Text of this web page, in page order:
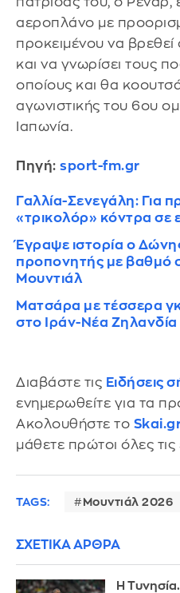
αεροπλάνο με
προκειμένου να
και να γνωρίσει τους
οποίους και θα
αγωνιστικής του 6ου
Ιαπωνία.
Πηγή: sport-fm.gr
Γαλλία-Σενεγάλη: Για
«τρικολόρ» κόντρα σε
Έγραψε ιστορία ο
προπονητής με βαθμό
Μουντιάλ
Ματσάρα με τέσσερα
στο Ιράν-Νέα Ζηλανδία
Διαβάστε τις Ειδήσεις
ενημερωθείτε για τα
Ακολουθήστε το
μάθετε πρώτοι όλες τις
TAGS: Μουντιάλ 2026
ΣΧΕΤΙΚΑ ΑΡΘΡΑ
Η